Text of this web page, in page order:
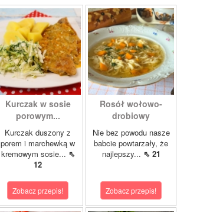
Kurczak w sosie
porowym...
Kurczak duszony z
porem i marchewką w
kremowym sosie... ⇖
12
Zobacz przepis!
Rosół wołowo-
drobiowy
Nie bez powodu nasze
babcie powtarzały, że
najlepszy... ⇖ 21
Zobacz przepis!